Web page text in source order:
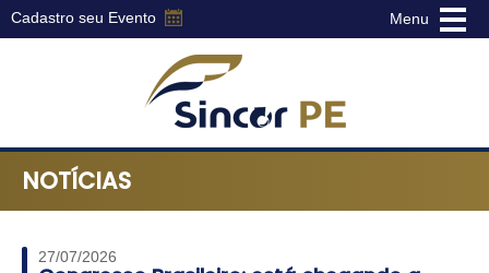
Cadastro seu Evento Menu
Sindicato
NOTÍCIAS
27/07/2026